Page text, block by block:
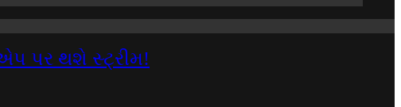
પર થશે સ્ટ્રીમ!